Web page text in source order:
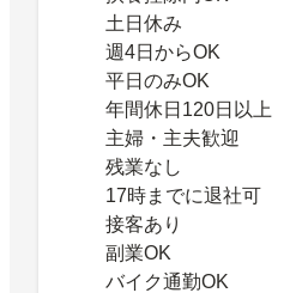
土日休み
週4日からOK
平日のみOK
年間休日120日以上
主婦・主夫歓迎
残業なし
17時までに退社可
接客あり
副業OK
バイク通勤OK